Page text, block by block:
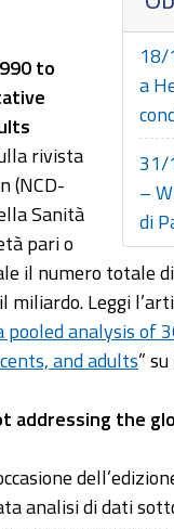
18/
a
31/
–
di
to
rivista
(NCD-
Sanità
pari o
il numero totale
Leggi
analysis of
and adults” su
addressing the
analisi di dati